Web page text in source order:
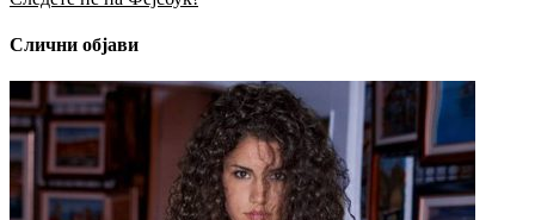
Слични објави